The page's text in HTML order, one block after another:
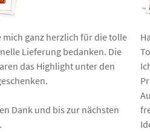
mich ganz herzlich für die tolle
Lieferung bedanken. Die
das Highlight unter den
Dank und bis zur nächsten